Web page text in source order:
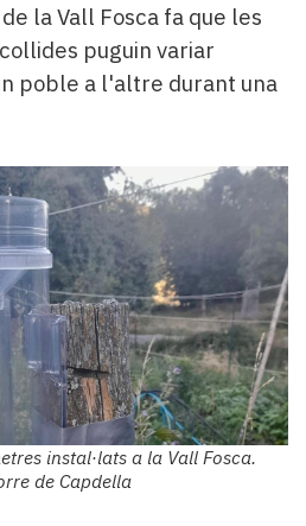
la Vall Fosca fa que les
puguin variar
poble a l'altre durant una
instal·lats a la Vall Fosca.
de Capdella